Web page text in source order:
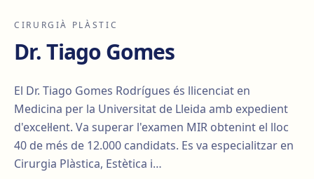
CIRURGIÀ PLÀSTIC
Dr. Tiago Gomes
El Dr. Tiago Gomes Rodrígues és llicenciat en
Medicina per la Universitat de Lleida amb expedient
d'excel·lent. Va superar l'examen MIR obtenint el lloc
40 de més de 12.000 candidats. Es va especialitzar en
Cirurgia Plàstica, Estètica i…